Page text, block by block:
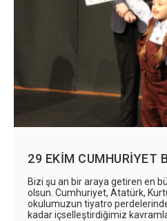
29 EKİM CUMHURİYET
Bizi şu an bir araya getiren en
olsun. Cumhuriyet, Atatürk,
okulumuzun tiyatro
kadar içselleştirdiğimiz